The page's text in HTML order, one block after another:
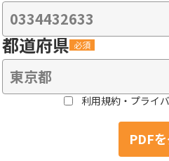
都道府県 必須
利用規約・プライ
PDF